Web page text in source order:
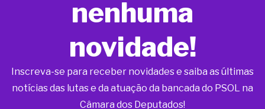
nenhuma
novidade!
Inscreva-se para receber novidades e saiba as últimas
notícias das lutas e da atuação da bancada do PSOL na
Câmara dos Deputados!